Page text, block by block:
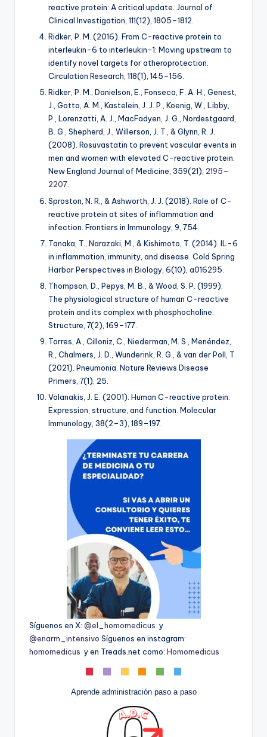
reactive protein: A critical update. Journal of
Clinical Investigation, 111(12), 1805–1812.
Ridker, P. M. (2016). From C-reactive protein to
interleukin-6 to interleukin-1: Moving upstream to
identify novel targets for atheroprotection.
Circulation Research, 118(1), 145–156.
Ridker, P. M., Danielson, E., Fonseca, F. A. H., Genest,
J., Gotto, A. M., Kastelein, J. J. P., Koenig, W., Libby,
P., Lorenzatti, A. J., MacFadyen, J. G., Nordestgaard,
B. G., Shepherd, J., Willerson, J. T., & Glynn, R. J.
(2008). Rosuvastatin to prevent vascular events in
men and women with elevated C-reactive protein.
New England Journal of Medicine, 359(21), 2195–
2207.
Sproston, N. R., & Ashworth, J. J. (2018). Role of C-
reactive protein at sites of inflammation and
infection. Frontiers in Immunology, 9 , 754.
Tanaka, T., Narazaki, M., & Kishimoto, T. (2014). IL-6
in inflammation, immunity, and disease. Cold Spring
Harbor Perspectives in Biology, 6(10), a016295.
Thompson, D., Pepys, M. B., & Wood, S. P. (1999).
The physiological structure of human C-reactive
protein and its complex with phosphocholine.
Structure, 7(2), 169–177.
Torres, A., Cilloniz, C., Niederman, M. S., Menéndez,
R., Chalmers, J. D., Wunderink, R. G., & van der Poll, T.
(2021). Pneumonia. Nature Reviews Disease
Primers, 7(1), 25.
Volanakis, J. E. (2001). Human C-reactive protein:
Expression, structure, and function. Molecular
Immunology, 38(2–3), 189–197.
Síguenos en X: @el_homomedicus y
@enarm_intensivo Síguenos en instagram:
homomedicus y en Treads.net como: Homomedicus
Aprende administración paso a paso